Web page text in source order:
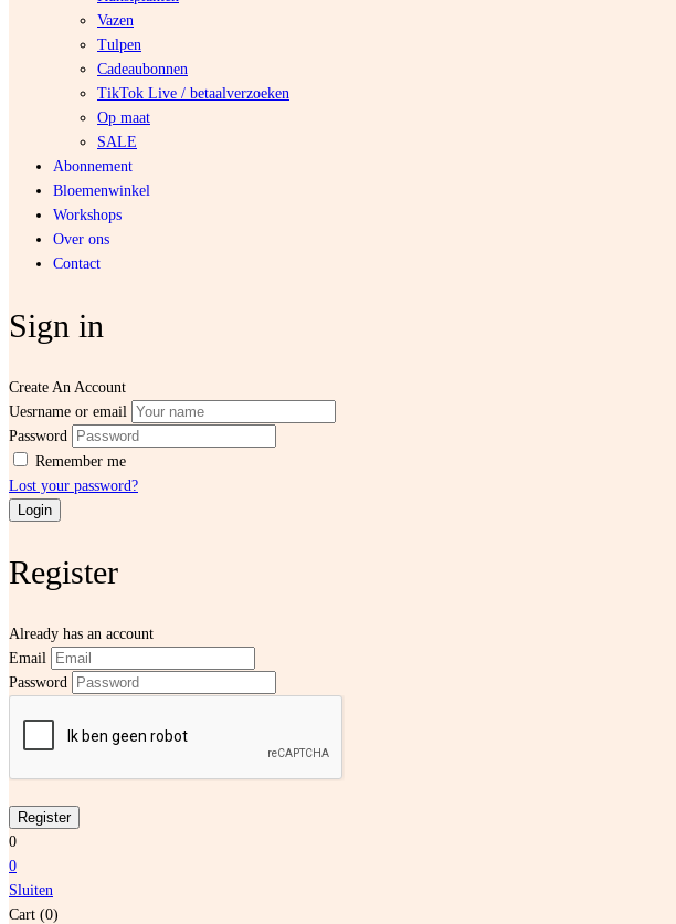
Vazen
Tulpen
Cadeaubonnen
TikTok Live / betaalverzoeken
Op maat
SALE
Abonnement
Bloemenwinkel
Workshops
Over ons
Contact
Sign in
Create An Account
Uesrname or email
Password
Remember me
Lost your password?
Register
Already has an account
Email
Password
0
0
Sluiten
Cart (0)